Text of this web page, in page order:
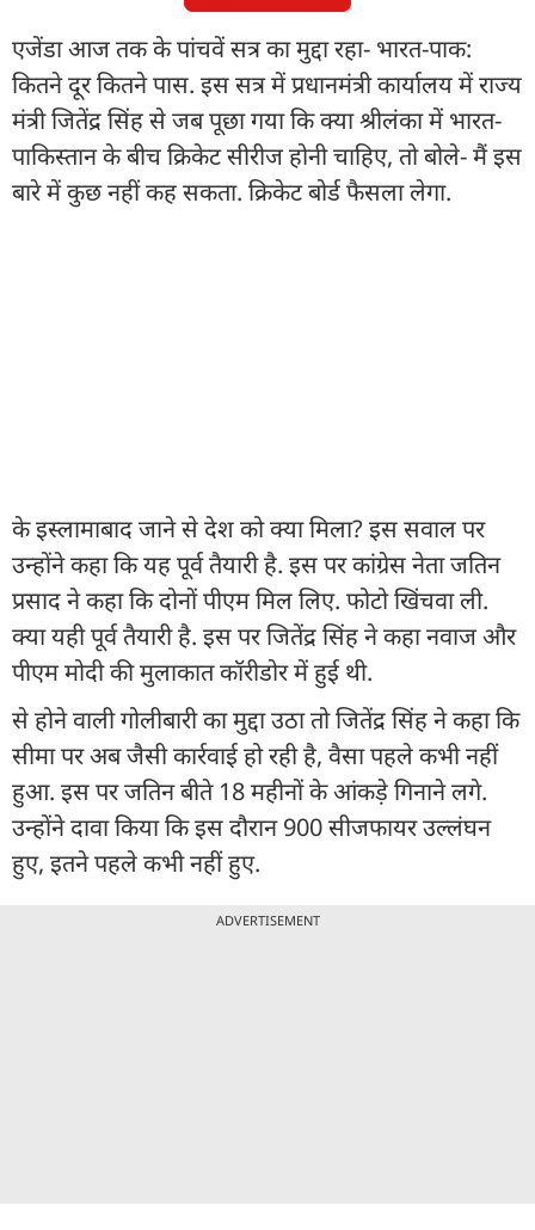
एजेंडा आज तक के पांचवें सत्र का मुद्दा रहा- भारत-पाक:
कितने दूर कितने पास. इस सत्र में प्रधानमंत्री कार्यालय में राज्य
मंत्री जितेंद्र सिंह से जब पूछा गया कि क्या श्रीलंका में भारत-
पाकिस्तान के बीच क्रिकेट सीरीज होनी चाहिए, तो बोले- मैं इस
बारे में कुछ नहीं कह सकता. क्रिकेट बोर्ड फैसला लेगा.
के इस्लामाबाद जाने से देश को क्या मिला? इस सवाल पर
उन्होंने कहा कि यह पूर्व तैयारी है. इस पर कांग्रेस नेता जतिन
प्रसाद ने कहा कि दोनों पीएम मिल लिए. फोटो खिंचवा ली.
क्या यही पूर्व तैयारी है. इस पर जितेंद्र सिंह ने कहा नवाज और
पीएम मोदी की मुलाकात कॉरीडोर में हुई थी.
से होने वाली गोलीबारी का मुद्दा उठा तो जितेंद्र सिंह ने कहा कि
सीमा पर अब जैसी कार्रवाई हो रही है, वैसा पहले कभी नहीं
हुआ. इस पर जतिन बीते 18 महीनों के आंकड़े गिनाने लगे.
उन्होंने दावा किया कि इस दौरान 900 सीजफायर उल्लंघन
हुए, इतने पहले कभी नहीं हुए.
ADVERTISEMENT